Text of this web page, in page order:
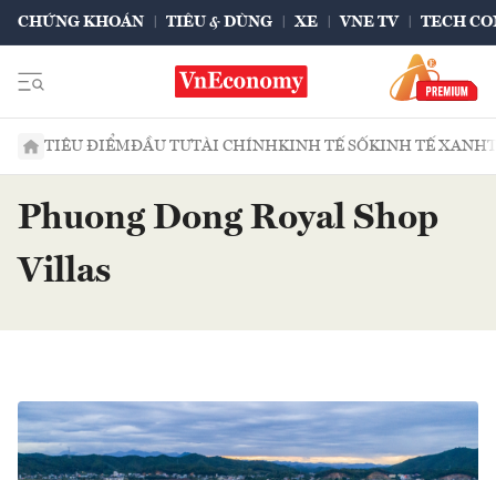
CHỨNG KHOÁN TIÊU & DÙNG XE VNE TV TECH
TIÊU ĐIỂMĐẦU TƯTÀI CHÍNHKINH TẾ SỐKINH TẾ XANH
Phuong Dong Royal Shop
Villas